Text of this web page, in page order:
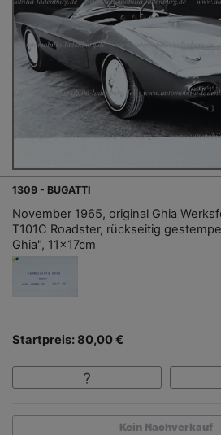
1309 - BUGATTI
November 1965, original Ghia
T101C Roadster, rückseitig
Ghia", 11x17cm
Startpreis: 80,00 €
Kein Nachverkauf